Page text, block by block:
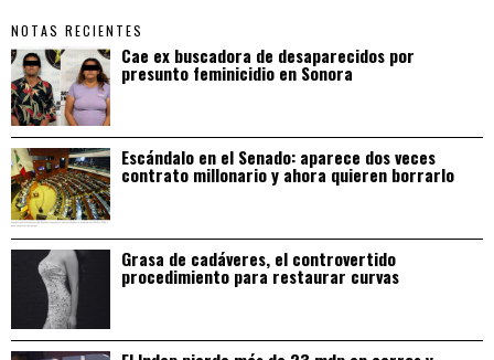
NOTAS RECIENTES
Cae ex buscadora de desaparecidos por
presunto feminicidio en Sonora
Escándalo en el Senado: aparece dos veces
contrato millonario y ahora quieren borrarlo
Grasa de cadáveres, el controvertido
procedimiento para restaurar curvas